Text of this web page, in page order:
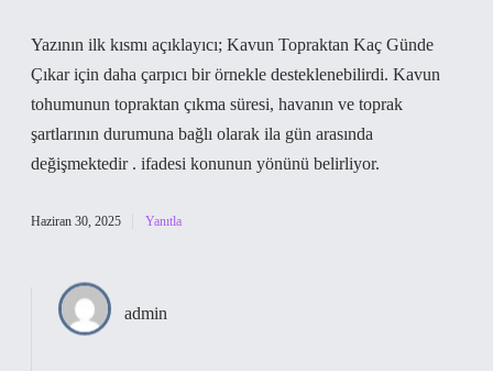
Yazının ilk kısmı açıklayıcı; Kavun Topraktan Kaç Günde
Çıkar için daha çarpıcı bir örnekle desteklenebilirdi. Kavun
tohumunun topraktan çıkma süresi, havanın ve toprak
şartlarının durumuna bağlı olarak ila gün arasında
değişmektedir . ifadesi konunun yönünü belirliyor.
Haziran 30, 2025 Yanıtla
admin